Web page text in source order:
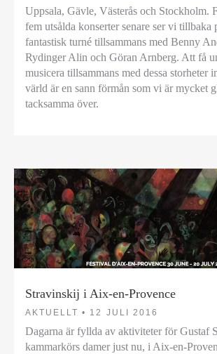
Uppsala, Gävle, Västerås och Stockholm.
fem utsålda konserter senare ser vi tillbaka
fantastisk turné tillsammans med Benny
Rydinger Alin och Göran Arnberg. Att få
musicera tillsammans med dessa storheter
värld är en sann förmån som vi är mycket
tacksamma över.
Stravinskij i Aix-en-Provence
AKTUELLT • 12 JULI 2016
Dagarna är fyllda av aktiviteter för Gustaf
kammarkörs damer just nu, i Aix-en-